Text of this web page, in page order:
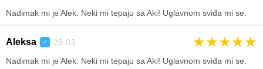
Nadimak mi je Alek. Neki mi tepaju sa Aki! Uglavnom sviđa mi se.
Aleksa ♂ 29-03 ★★★★★
Nadimak mi je Alek. Neki mi tepaju sa Aki! Uglavnom sviđa mi se.